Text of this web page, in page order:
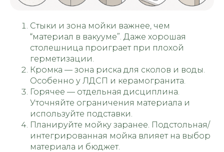
Стыки и зона мойки важнее, чем
“материал в вакууме”. Даже хорошая
столешница проиграет при плохой
герметизации.
Кромка — зона риска для сколов и воды.
Особенно у ЛДСП и керамогранита.
Горячее — отдельная дисциплина.
Уточняйте ограничения материала и
используйте подставки.
Планируйте мойку заранее. Подстольная/
интегрированная мойка влияет на выбор
материала и бюджет.